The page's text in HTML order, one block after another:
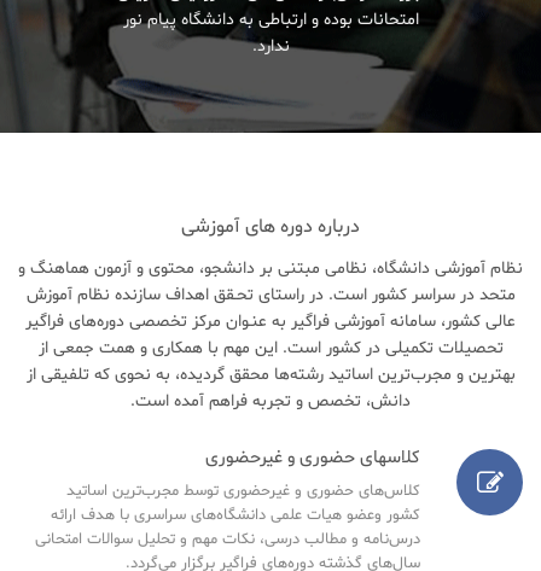
امتحانات بوده و ارتباطی به دانشگاه پیام نور
ندارد.
درباره دوره های آموزشی
نظام آموزشی دانشگاه، نظامی مبتنی بر دانشجو، محتوی و آزمون هماهنگ و
متحد در سراسر کشور است. در راستای تحـقق اهداف سازنده نظام آموزش
عالی کشور، سامانه آموزشی فراگیر به عنـوان مرکز تخصصی دوره‌های فراگیر
تحصیلات تکمیلی در کشور است. این مهم با همکاری و همت جمعی از
بهترین و مجرب‌ترین اساتید رشته‌ها محقق گردیده، به نحوی که تلفیقی از
دانش، تخصص و تجربه فراهم آمده است.
کلاسهای حضوری و غیرحضوری
کلاس‌های حضوری و غیرحضوری توسط مجرب‌ترین اساتید
کشور وعضو هیات علمی دانشگاه‌های سراسری با هدف ارائه
درس‌نامه‌ و مطالب درسی، نکات مهم و تحلیل سوالات امتحانی
سال‌های گذشته دوره‌های فراگیر برگزار می‌گردد.